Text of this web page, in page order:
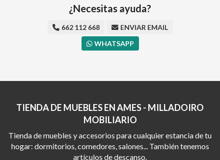
¿Necesitas ayuda?
662 112 668
ENVIAR EMAIL
WHATSAPP
TIENDA DE MUEBLES EN AMES - MILLADOIRO
MOBILIARIO
Tienda de muebles y accesorios para cualquier estancia de tu
hogar: dormitorios, comedores, salones... También tenemos
artículos de descanso.